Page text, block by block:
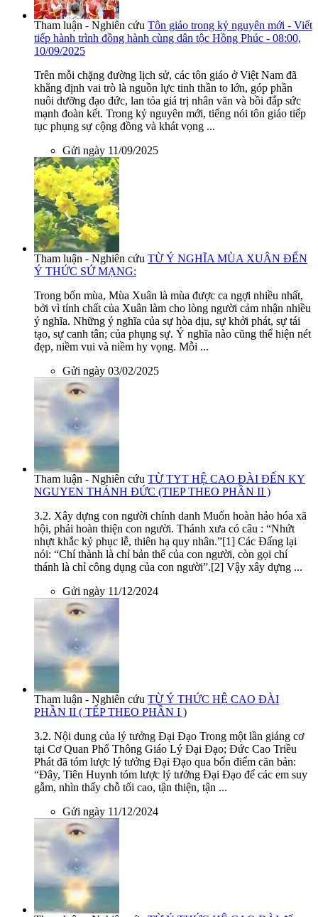
Tham luận - Nghiên cứu Tôn giáo trong kỷ nguyên mới - Viết
tiếp hành trình đồng hành cùng dân tộc Hồng Phúc - 08:00,
10/09/2025
Trên mỗi chặng đường lịch sử, các tôn giáo ở Việt Nam đã
khẳng định vai trò là nguồn lực tinh thần to lớn, góp phần
nuôi dưỡng đạo đức, lan tỏa giá trị nhân văn và bồi đắp sức
mạnh đoàn kết. Trong kỷ nguyên mới, tiếng nói tôn giáo tiếp
tục phụng sự cộng đồng và khát vọng ...
Gửi ngày 11/09/2025
Tham luận - Nghiên cứu TỪ Ý NGHĨA MÙA XUÂN ĐẾN
Ý THỨC SỨ MẠNG:
Trong bốn mùa, Mùa Xuân là mùa được ca ngợi nhiều nhất,
bởi vì tính chất của Xuân làm cho lòng người cảm nhận nhiều
ý nghĩa. Những ý nghĩa của sự hòa dịu, sự khởi phát, sự tái
tạo, sự canh tân; của phụng sự. Ý nghĩa nào cũng thể hiện nét
đẹp, niềm vui và niềm hy vọng. Mỗi ...
Gửi ngày 03/02/2025
Tham luận - Nghiên cứu TỪ TYT HỆ CAO ĐÀI ĐẾN KY
NGUYEN THÁNH ĐỨC (TIEP THEO PHẦN II )
3.2. Xây dựng con người chính danh Muốn hoàn hảo hóa xã
hội, phải hoàn thiện con người. Thánh xưa có câu : “Nhứt
nhựt khắc kỷ phục lễ, thiên hạ quy nhân.”[1] Các Đấng lại
nói: “Chí thành là chỉ bản thể của con người, còn gọi chí
thánh là chỉ công dụng của con người”.[2] Vậy xây dựng ...
Gửi ngày 11/12/2024
Tham luận - Nghiên cứu TỪ Ý THỨC HỆ CAO ĐÀI
PHẦN II ( TẾP THEO PHẦN I )
3.2. Nội dung của lý tưởng Đại Đạo Trong một lần giáng cơ
tại Cơ Quan Phổ Thông Giáo Lý Đại Đạo; Đức Cao Triều
Phát đã tóm lược lý tưởng Đại Đạo qua bốn điểm căn bản:
“Đây, Tiên Huynh tóm lược lý tưởng Đại Đạo để các em suy
gẫm, nhìn thấy chỗ tối cao, tận thiện, tận ...
Gửi ngày 11/12/2024